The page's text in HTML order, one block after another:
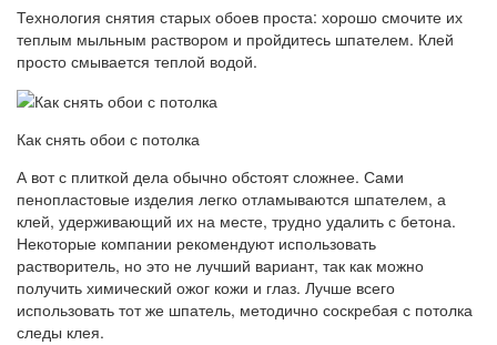
Технология снятия старых обоев проста: хорошо смочите их
теплым мыльным раствором и пройдитесь шпателем. Клей
просто смывается теплой водой.
Как снять обои с потолка
А вот с плиткой дела обычно обстоят сложнее. Сами
пенопластовые изделия легко отламываются шпателем, а
клей, удерживающий их на месте, трудно удалить с бетона.
Некоторые компании рекомендуют использовать
растворитель, но это не лучший вариант, так как можно
получить химический ожог кожи и глаз. Лучше всего
использовать тот же шпатель, методично соскребая с потолка
следы клея.